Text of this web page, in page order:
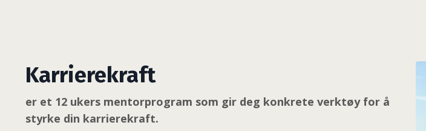
Karrierekraft
er et 12 ukers mentorprogram som gir deg konkrete verktøy for å
styrke din karrierekraft.